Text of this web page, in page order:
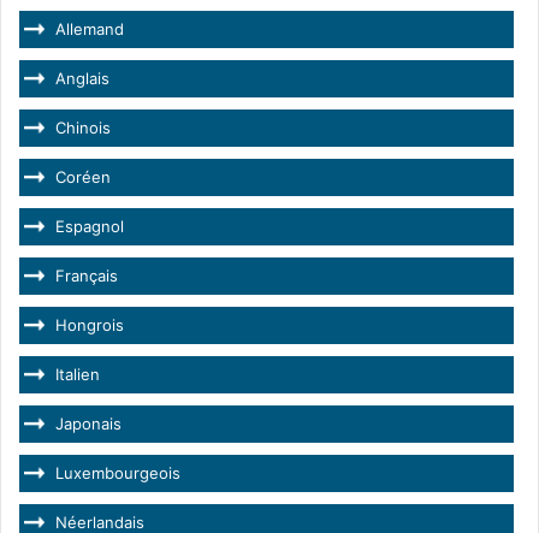
Allemand
Anglais
Chinois
Coréen
Espagnol
Français
Hongrois
Italien
Japonais
Luxembourgeois
Néerlandais